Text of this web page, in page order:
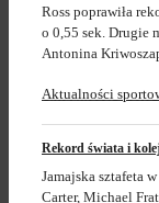
Ross poprawiła
o 0,55 sek. Drugie
Antonina
Aktualności
Rekord świata i
Jamajska sztafeta
Carter, Michael